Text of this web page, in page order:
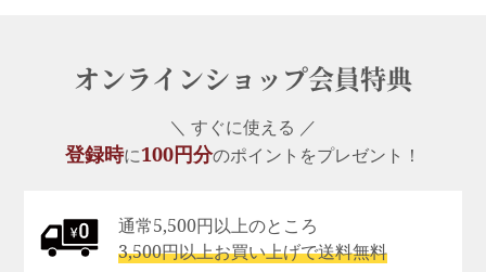
オンラインショップ会員特典
＼ すぐに使える ／
登録時に100円分のポイントをプレゼント！
通常5,500円以上のところ
3,500円以上お買い上げで送料無料